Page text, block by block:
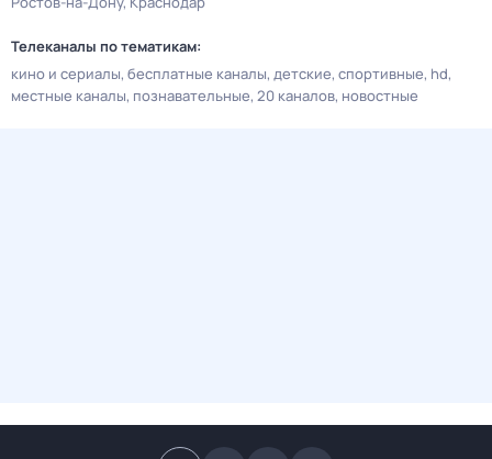
Телеканалы по тематикам:
кино и сериалы бесплатные каналы детские спортивные hd
местные каналы познавательные 20 каналов новостные